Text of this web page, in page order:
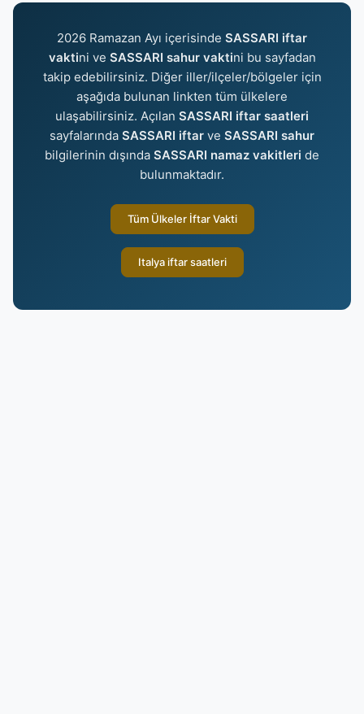
2026 Ramazan Ayı içerisinde SASSARI iftar
vaktini ve SASSARI sahur vaktini bu sayfadan
takip edebilirsiniz. Diğer iller/ilçeler/bölgeler için
aşağıda bulunan linkten tüm ülkelere
ulaşabilirsiniz. Açılan SASSARI iftar saatleri
sayfalarında SASSARI iftar ve SASSARI sahur
bilgilerinin dışında SASSARI namaz vakitleri de
bulunmaktadır.
Tüm Ülkeler İftar Vakti
Italya iftar saatleri